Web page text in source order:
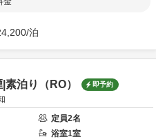
/泊
泊り（RO） 即予約
定員2名
浴室1室